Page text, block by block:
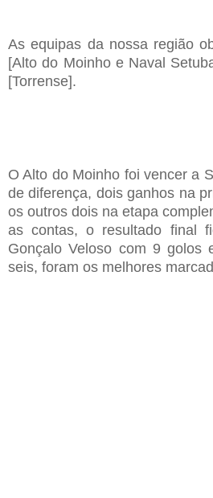
As equipas da nossa região
[Alto do Moinho e Naval
[Torrense].
O Alto do Moinho foi vencer a
de diferença, dois ganhos na
os outros dois na etapa
as contas, o resultado final
Gonçalo Veloso com 9 golos
seis, foram os melhores